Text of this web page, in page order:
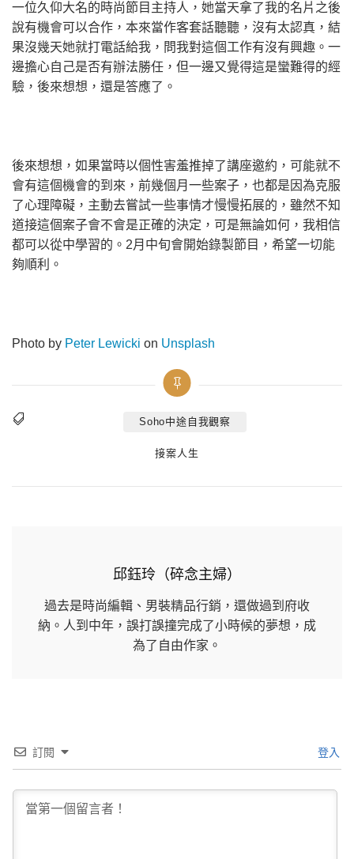
一位久仰大名的時尚節目主持人，她當天拿了我的名片之後
說有機會可以合作，本來當作客套話聽聽，沒有太認真，結
果沒幾天她就打電話給我，問我對這個工作有沒有興趣。一
邊擔心自己是否有辦法勝任，但一邊又覺得這是蠻難得的經
驗，後來想想，還是答應了。
後來想想，如果當時以個性害羞推掉了講座邀約，可能就不
會有這個機會的到來，前幾個月一些案子，也都是因為克服
了心理障礙，主動去嘗試一些事情才慢慢拓展的，雖然不知
道接這個案子會不會是正確的決定，可是無論如何，我相信
都可以從中學習的。2月中旬會開始錄製節目，希望一切能
夠順利。
Photo by Peter Lewicki on Unsplash
Tags
Soho中途自我觀察
Categories
接案人生
邱鈺玲（碎念主婦）
過去是時尚編輯、男裝精品行銷，還做過到府收
納。人到中年，誤打誤撞完成了小時候的夢想，成
為了自由作家。
訂閱 登入